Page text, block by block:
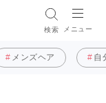
検索 メニュー
メンズヘア 自